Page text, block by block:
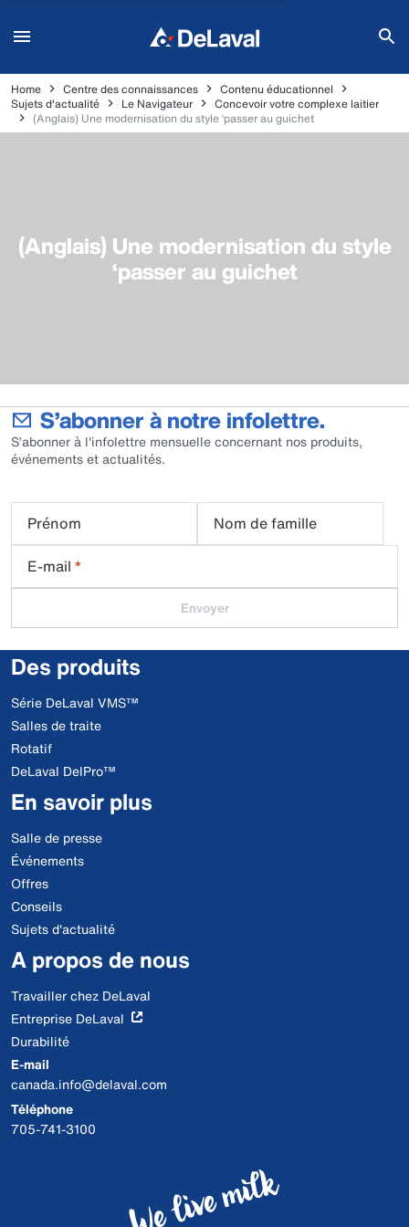
Home Centre des connaissances
Contenu éducationnel
Sujets d'actualité
Le Navigateur
Concevoir votre complexe laitier
(Anglais) Une modernisation du style ‘passer au guichet
(Anglais) Une modernisation du style
‘passer au guichet
S’abonner à notre infolettre.
S’abonner à l'infolettre mensuelle concernant nos produits,
événements et actualités.
Prénom
Nom de famille
E-mail *
Envoyer
Des produits
Série DeLaval VMS™
Salles de traite
Rotatif
DeLaval DelPro™
En savoir plus
Salle de presse
Événements
Offres
Conseils
Sujets d'actualité
A propos de nous
Travailler chez DeLaval
Entreprise DeLaval
Durabilité
E-mail
canada.info@delaval.com
Téléphone
705-741-3100